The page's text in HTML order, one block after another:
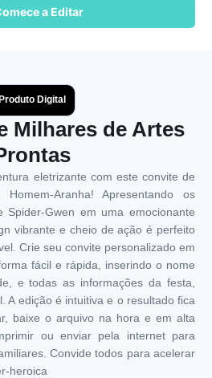
a Editar
Produto Digital
Milhares de Artes
eletrizante com este convite de
Aranha! Apresentando os
Spider-Gwen em uma emocionante
vibrante e cheio de ação é perfeito
Crie seu convite personalizado em
fácil e rápida, inserindo o nome
e todas as informações da festa,
A edição é intuitiva e o resultado fica
baixe o arquivo na hora e em alta
ou enviar pela internet para
Convide todos para acelerar
heroica